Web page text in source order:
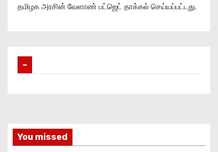
தமிழக அரசின் வேளாண் பட்ஜெட் தாக்கல் செய்யப்பட்டது.
–
You missed